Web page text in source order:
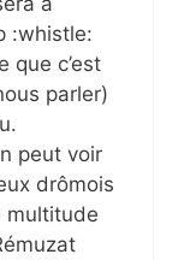
:whistle:
que c’est
parler)
peut voir
drômois
multitude